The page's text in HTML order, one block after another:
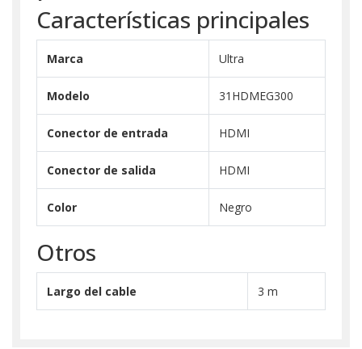
Características principales
Marca Ultra
Modelo 31HDMEG300
Conector de entrada HDMI
Conector de salida HDMI
Color Negro
Otros
Largo del cable 3 m